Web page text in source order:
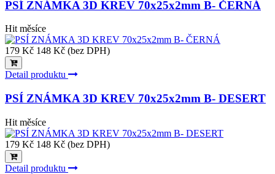
PSÍ ZNÁMKA 3D KREV 70x25x2mm B- ČERNÁ
Hit měsíce
179 Kč 148 Kč (bez DPH)
Detail produktu
PSÍ ZNÁMKA 3D KREV 70x25x2mm B- DESERT
Hit měsíce
179 Kč 148 Kč (bez DPH)
Detail produktu